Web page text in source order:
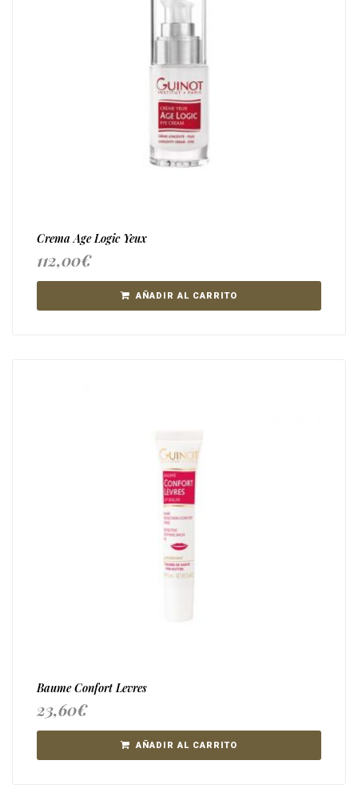
Crema Age Logic Yeux
112,00€
AÑADIR AL CARRITO
Baume Confort Levres
23,60€
AÑADIR AL CARRITO